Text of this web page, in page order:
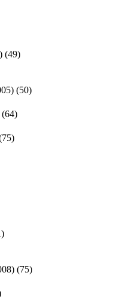
(49)
(50)
(64)
75)
)
(75)